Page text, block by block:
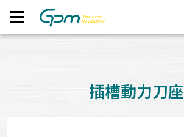
插槽動力刀座